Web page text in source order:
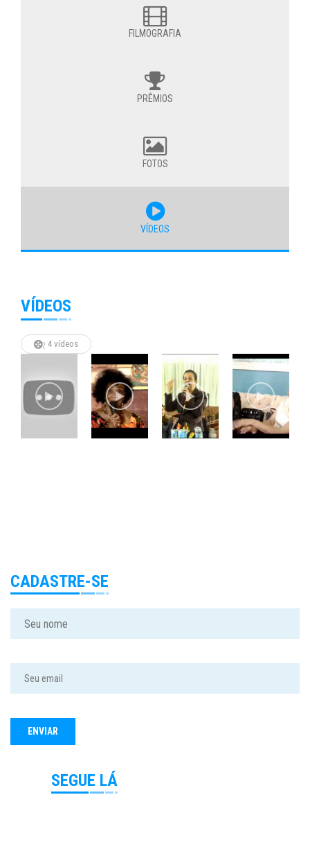
FILMOGRAFIA
PRÊMIOS
FOTOS
VÍDEOS
VÍDEOS
4 vídeos
CADASTRE-SE
SEGUE LÁ